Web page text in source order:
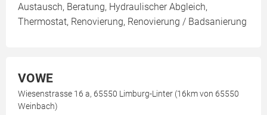
Austausch, Beratung, Hydraulischer Abgleich,
Thermostat, Renovierung, Renovierung / Badsanierung
VOWE
Wiesenstrasse 16 a, 65550 Limburg-Linter (16km von 65550
Weinbach)